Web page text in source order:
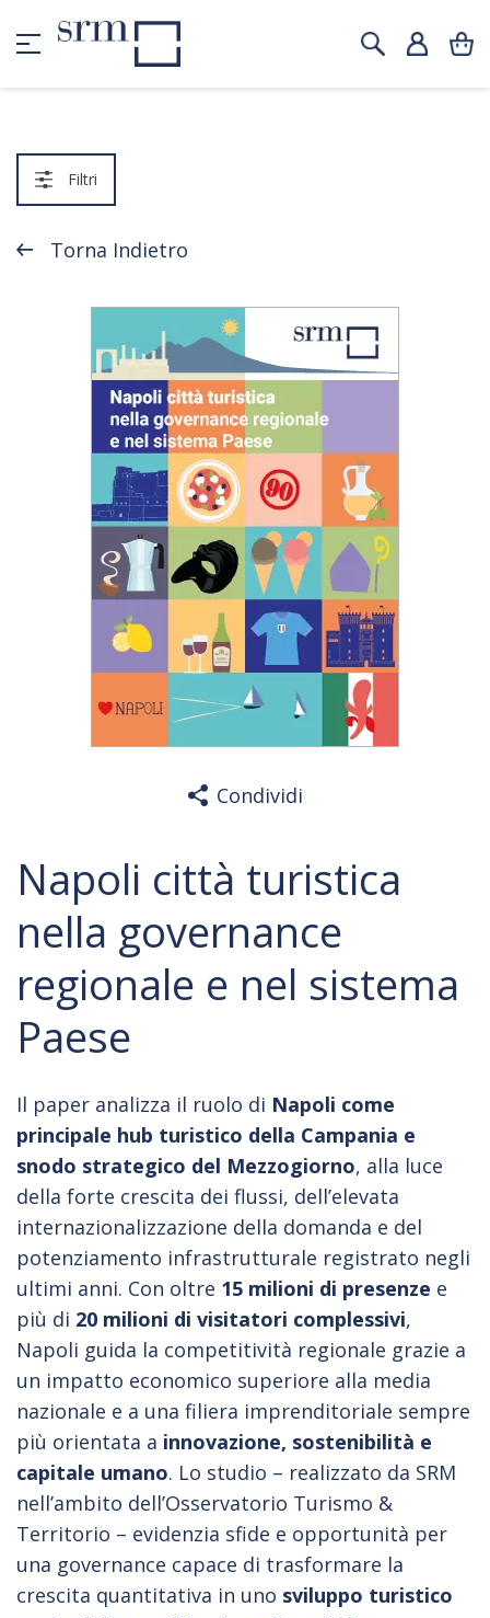
Filtri
Torna Indietro
Condividi
Napoli città turistica
nella governance
regionale e nel sistema
Paese
Il paper analizza il ruolo di Napoli come
principale hub turistico della Campania e
snodo strategico del Mezzogiorno, alla luce
della forte crescita dei flussi, dell’elevata
internazionalizzazione della domanda e del
potenziamento infrastrutturale registrato negli
ultimi anni. Con oltre 15 milioni di presenze e
più di 20 milioni di visitatori complessivi,
Napoli guida la competitività regionale grazie a
un impatto economico superiore alla media
nazionale e a una filiera imprenditoriale sempre
più orientata a innovazione, sostenibilità e
capitale umano. Lo studio – realizzato da SRM
nell’ambito dell’Osservatorio Turismo &
Territorio – evidenzia sfide e opportunità per
una governance capace di trasformare la
crescita quantitativa in uno sviluppo turistico